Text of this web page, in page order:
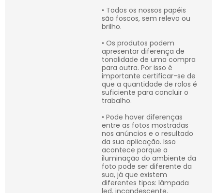
• Todos os nossos papéis
são foscos, sem relevo ou
brilho.
• Os produtos podem
apresentar diferença de
tonalidade de uma compra
para outra. Por isso é
importante certificar-se de
que a quantidade de rolos é
suficiente para concluir o
trabalho.
• Pode haver diferenças
entre as fotos mostradas
nos anúncios e o resultado
da sua aplicação. Isso
acontece porque a
iluminação do ambiente da
foto pode ser diferente da
sua, já que existem
diferentes tipos: lâmpada